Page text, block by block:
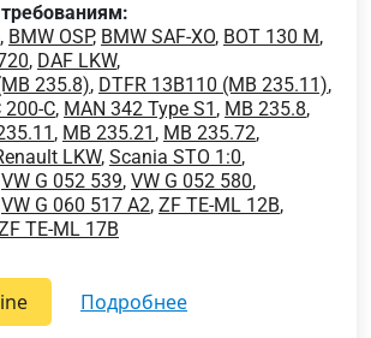
, BMW OSP, BMW SAF-XO, BOT 130 M,
, DAF LKW,
235.8), DTFR 13B110 (MB 235.11),
200-C, MAN 342 Type S1 , MB 235.8,
, MB 235.21 , MB 235.72,
LKW, Scania STO 1:0,
VW G 052 539, VW G 052 580,
VW G 060 517 A2, ZF TE-ML 12B,
TE-ML 17B
подробнее